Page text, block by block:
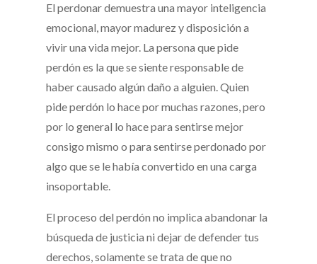
El perdonar demuestra una mayor inteligencia
emocional, mayor madurez y disposición a
vivir una vida mejor. La persona que pide
perdón es la que se siente responsable de
haber causado algún daño a alguien. Quien
pide perdón lo hace por muchas razones, pero
por lo general lo hace para sentirse mejor
consigo mismo o para sentirse perdonado por
algo que se le había convertido en una carga
insoportable.
El proceso del perdón no implica abandonar la
búsqueda de justicia ni dejar de defender tus
derechos, solamente se trata de que no